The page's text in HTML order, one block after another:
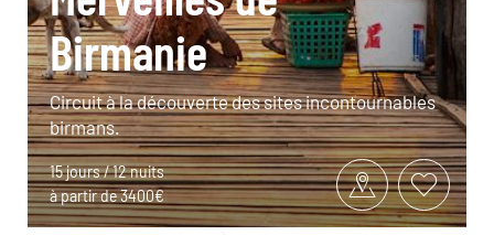
Birmanie
Circuit à la découverte des sites incontournables
birmans.
15 jours / 12 nuits
à partir de 3400€